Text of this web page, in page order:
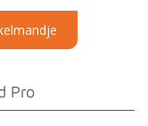
Pro